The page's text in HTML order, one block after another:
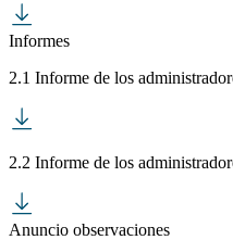
Informes
2.1 Informe de los
2.2 Informe de los
Anuncio observaciones